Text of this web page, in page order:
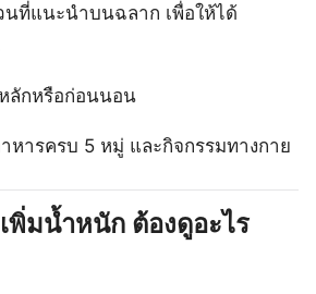
ที่แนะนำบนฉลาก เพื่อให้ได้
ลักหรือก่อนนอน
หารครบ 5 หมู่ และกิจกรรมทางกาย
พิ่มน้ำหนัก ต้องดูอะไร